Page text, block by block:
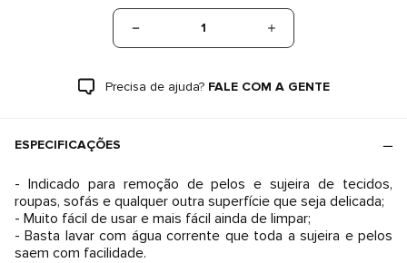
1
Precisa de ajuda? FALE COM A GENTE
ESPECIFICAÇÕES
- Indicado para remoção de pelos e sujeira de tecidos,
roupas, sofás e qualquer outra superfície que seja delicada;
- Muito fácil de usar e mais fácil ainda de limpar;
- Basta lavar com água corrente que toda a sujeira e pelos
saem com facilidade.